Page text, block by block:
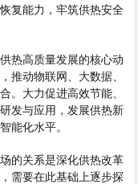
复能力，牢筑供热安全
热高质量发展的核心动
推动物联网、大数据、
。大力促进高效节能、
发与应用，发展供热新
能化水平。
的关系是深化供热改革
需要在此基础上逐步探